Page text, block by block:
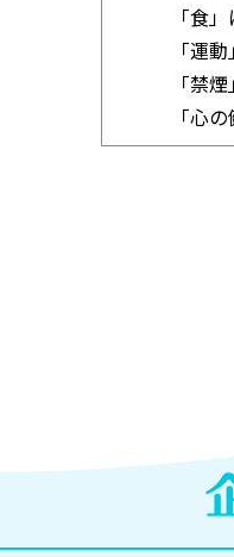
「食」に
「運動」
「禁煙」
「心の健